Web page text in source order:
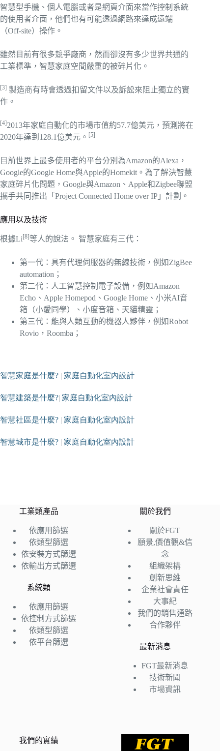
智慧型手機、個人電腦或者是網頁介面來當作控制系統
的使用者介面，他們也有可能透過網路來達成遠端
（Off-site）操作。
雖然目前有很多競爭廠商，然而卻沒有多少世界共通的
工業標準，智慧家庭空間嚴重的被碎片化。
[3] 製造商有時會透過扣留文件以及訴訟來阻止獨立的實
作。
[4] 2013年家庭自動化的市場市值約57.7億美元，預測將在
2020年達到128.1億美元。 [5]
目前世界上最多使用者的平台分別為Amazon的Alexa，
Google的Google Home與Apple的Homekit。為了解決智慧
家庭碎片化問題，Google與Amazon、Apple和Zigbee聯盟
攜手共同推出「Project Connected Home over IP」計劃。
應用以及技術
根據Li[8]等人的說法。 智慧家庭有三代：
第一代：具有代理伺服器的無線技術，例如ZigBee
automation；
第二代：人工智慧控制電子設備，例如Amazon
Echo、Apple Homepod、Google Home、小米AI音
箱（小愛同學）、小度音箱、天貓精靈；
第三代：能與人類互動的機器人夥伴，例如Robot
Rovio，Roomba；
智慧家庭是什麼? | 家庭自動化室內設計
智慧建築是什麼?| 家庭自動化室內設計
智慧社區是什麼? | 家庭自動化室內設計
智慧城市是什麼? | 家庭自動化室內設計
工業類產品
依應用篩選
依類型篩選
依安裝方式篩選
依輸出方式篩選
系統類
依應用篩選
依控制方式篩選
依類型篩選
依平台篩選
關於我們
關於FGT
願景,價值觀&信
念
組織架構
創新思維
企業社會責任
大事紀
我們的銷售通路
合作夥伴
最新消息
FGT最新消息
技術新聞
市場資訊
我們的實績